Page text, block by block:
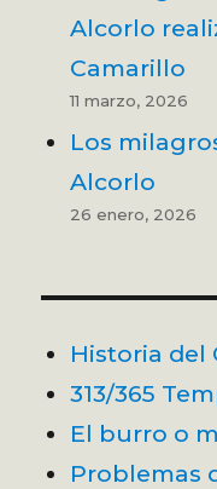
Alcorlo
Camarillo
11 marzo, 2026
Los
Alcorlo
26 enero, 2026
Historia del
313/365
El burro o
Problemas